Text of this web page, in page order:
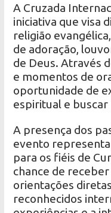
A Cruzada
iniciativa que visa
religião
de adoração,
de Deus. Através
e momentos de
oportunidade de
espiritual e buscar
A presença dos
evento
para os fiéis de
chance de
orientações
reconhecidos